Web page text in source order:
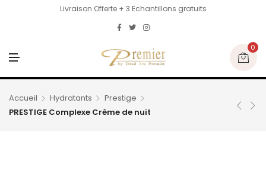
Livraison Offerte + 3 Echantillons gratuits
N
U
0
Accueil Hydratants
Prestige
PRESTIGE Complexe Crème de nuit